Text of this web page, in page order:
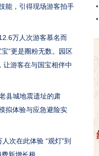
能，引得现场游客拍手
万人次游客慕名而
”更是圈粉无数。园区
让游客在与国宝相伴中
县城地震遗址的肃
拟体验与应急避险实
次在此体验 “观灯”到
•
•